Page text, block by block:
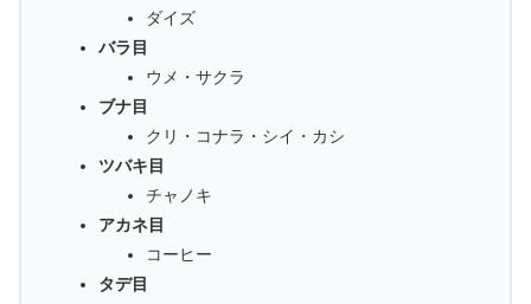
ダイズ
バラ目
ウメ・サクラ
ブナ目
クリ・コナラ・シイ・カシ
ツバキ目
チャノキ
アカネ目
コーヒー
タデ目